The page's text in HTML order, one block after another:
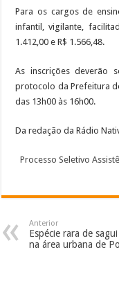
Para os cargos de
infantil, vigilante,
1.412,00 e R$ 1.566,48.
As inscrições deverão
protocolo da Prefeitura
das 13h00 às 16h00.
Da redação da Rádio
Processo Seletivo
Anterior
Espécie rara de
na área urbana de